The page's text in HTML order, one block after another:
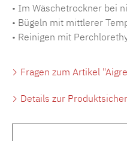
• Im Wäschetrockner bei
• Bügeln mit mittlerer
• Reinigen mit
Fragen zum Artikel
Details zur